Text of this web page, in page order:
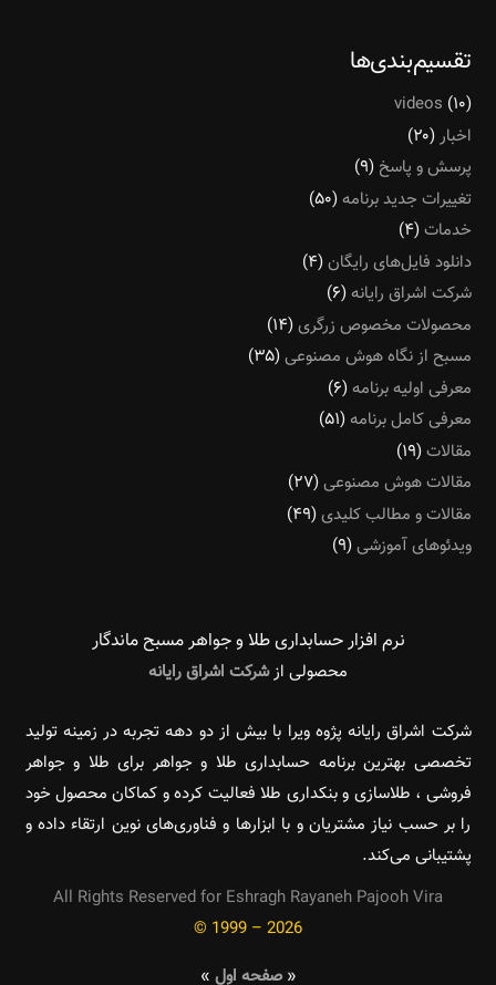
تقسیم‌بندی‌ها
videos (۱۰)
اخبار (۲۰)
پرسش و پاسخ (۹)
تغییرات جدید برنامه (۵۰)
خدمات(۴)
دانلود فایل‌های رایگان(۴)
شرکت اشراق رایانه (۶)
محصولات مخصوص زرگری(۱۴)
مسبح از نگاه هوش مصنوعی(۳۵)
معرفی اولیه برنامه (۶)
معرفی کامل برنامه (۵۱)
مقالات(۱۹)
مقالات هوش مصنوعی(۲۷)
مقالات و مطالب کلیدی(۴۹)
ویدئوهای آموزشی(۹)
نرم افزار حسابداری طلا و جواهر مسبح ماندگار‌
محصولی ازشرکت اشراق رایانه
شرکت اشراق رایانه پژوه ویرا با بیش از دو دهه تجربه در زمینه تولید
تخصصی بهترین برنامه حسابداری طلا و جواهر برای طلا و جواهر
فروشی ، طلاسازی و بنکداری طلا فعالیت کرده و کماکان محصول خود
را بر حسب نیاز مشتریان و با ابزارها و فناوری‌های نوین ارتقاء داده و
پشتیبانی می‌کند.
All Rights Reserved for Eshragh Rayaneh Pajooh Vira
© 1999 – 2026
«صفحه اول »